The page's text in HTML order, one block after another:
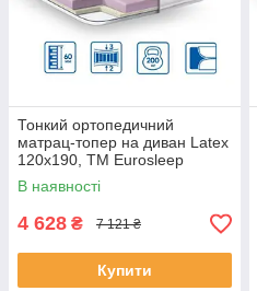
Тонкий ортопедичний
матрац-топер на диван Latex
120х190, ТМ Eurosleep
В наявності
4 628 ₴ 7 121 ₴
Купити